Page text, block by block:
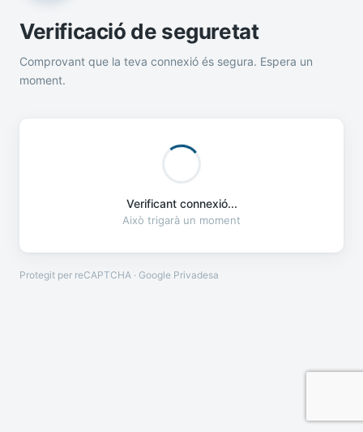
Verificació de seguretat
Comprovant que la teva connexió és segura. Espera un
moment.
Verificant connexió...
Això trigarà un moment
Protegit per reCAPTCHA · Google Privadesa